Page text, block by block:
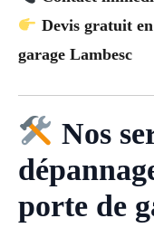
Devis gratuit
garage Lambesc
Nos
porte de